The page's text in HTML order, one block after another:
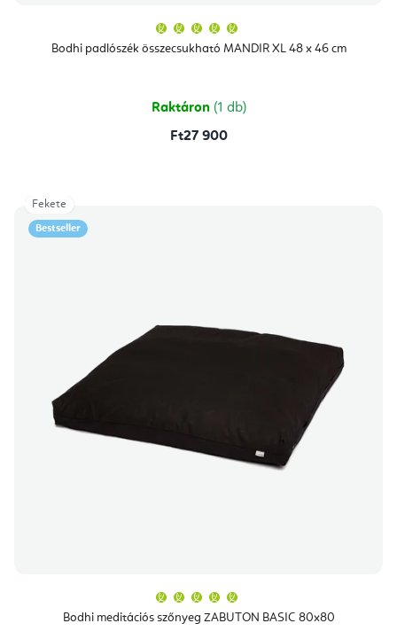
Bodhi padlószék összecsukható MANDIR XL 48 x 46 cm
átlagos
értékelése
csillag.
Raktáron (1 db)
Ft27 900
Bestseller
Bodhi meditációs szőnyeg ZABUTON BASIC 80x80
átlagos
értékelése
Fekete